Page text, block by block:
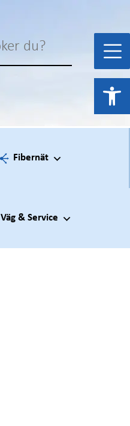
Fibernät
Väg & Service